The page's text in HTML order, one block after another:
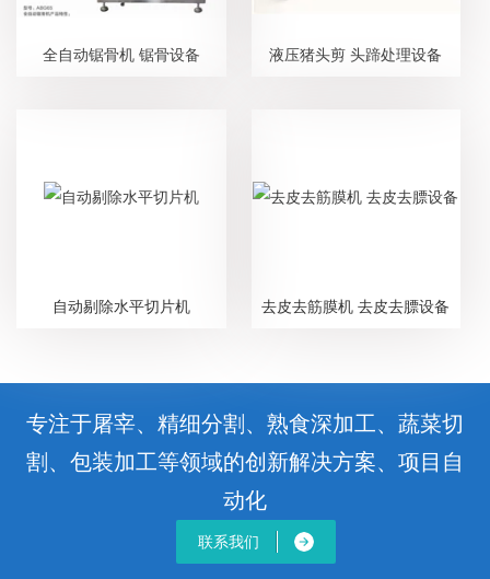
全自动锯骨机 锯骨设备 液压猪头剪 头蹄处理设备
自动剔除水平切片机 去皮去筋膜机 去皮去膘设备
专注于屠宰、精细分割、熟食深加工、蔬菜切
割、包装加工等领域的创新解决方案、项目自
动化
联系我们